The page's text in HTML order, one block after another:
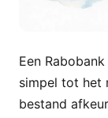
Een
simpel tot het
bestand